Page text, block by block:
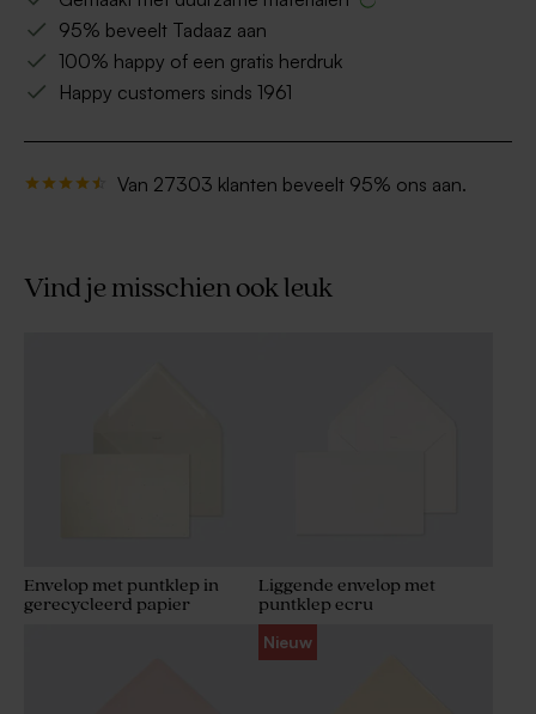
95% beveelt Tadaaz aan
100% happy of een gratis herdruk
Happy customers sinds 1961
Van 27303 klanten beveelt 95% ons aan.
Vind je misschien ook leuk
Envelop met puntklep in
gerecycleerd papier
Liggende envelop met
puntklep ecru
Nieuw